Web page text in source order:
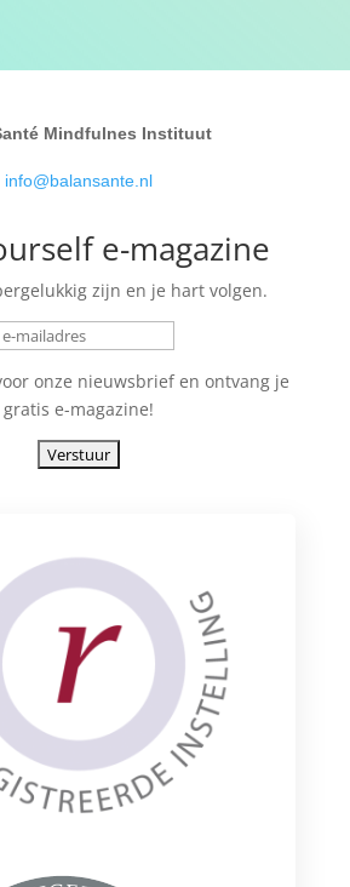
Mindfulnes Instituut
info@balansante.nl
e-magazine
zijn en je hart volgen.
onze nieuwsbrief en ontvang je
gratis e-magazine!